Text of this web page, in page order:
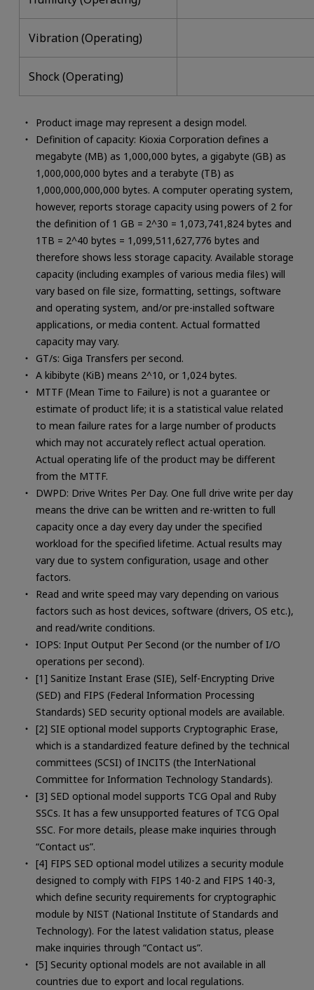
Vibration (Operating)
Shock (Operating)
Product image may represent a design model.
Definition of capacity: Kioxia Corporation defines a
megabyte (MB) as 1,000,000 bytes, a gigabyte (GB) as
1,000,000,000 bytes and a terabyte (TB) as
1,000,000,000,000 bytes. A computer operating system,
however, reports storage capacity using powers of 2 for
the definition of 1 GB = 2^30 = 1,073,741,824 bytes and
1TB = 2^40 bytes = 1,099,511,627,776 bytes and
therefore shows less storage capacity. Available storage
capacity (including examples of various media files) will
vary based on file size, formatting, settings, software
and operating system, and/or pre-installed software
applications, or media content. Actual formatted
capacity may vary.
GT/s: Giga Transfers per second.
A kibibyte (KiB) means 2^10, or 1,024 bytes.
MTTF (Mean Time to Failure) is not a guarantee or
estimate of product life; it is a statistical value related
to mean failure rates for a large number of products
which may not accurately reflect actual operation.
Actual operating life of the product may be different
from the MTTF.
DWPD: Drive Writes Per Day. One full drive write per day
means the drive can be written and re-written to full
capacity once a day every day under the specified
workload for the specified lifetime. Actual results may
vary due to system configuration, usage and other
factors.
Read and write speed may vary depending on various
factors such as host devices, software (drivers, OS etc.),
and read/write conditions.
IOPS: Input Output Per Second (or the number of I/O
operations per second).
[1] Sanitize Instant Erase (SIE), Self-Encrypting Drive
(SED) and FIPS (Federal Information Processing
Standards) SED security optional models are available.
[2] SIE optional model supports Cryptographic Erase,
which is a standardized feature defined by the technical
committees (SCSI) of INCITS (the InterNational
Committee for Information Technology Standards).
[3] SED optional model supports TCG Opal and Ruby
SSCs. It has a few unsupported features of TCG Opal
SSC. For more details, please make inquiries through
“Contact us”.
[4] FIPS SED optional model utilizes a security module
designed to comply with FIPS 140-2 and FIPS 140-3,
which define security requirements for cryptographic
module by NIST (National Institute of Standards and
Technology). For the latest validation status, please
make inquiries through “Contact us”.
[5] Security optional models are not available in all
countries due to export and local regulations.